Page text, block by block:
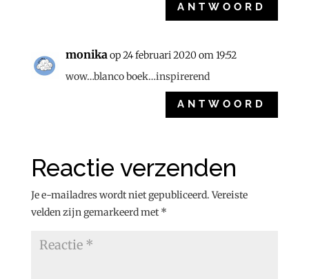
ANTWOORD
monika op 24 februari 2020 om 19:52
wow…blanco boek…inspirerend
ANTWOORD
Reactie verzenden
Je e-mailadres wordt niet gepubliceerd. Vereiste
velden zijn gemarkeerd met *